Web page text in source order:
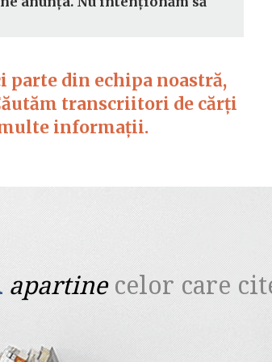
parte din echipa noastră,
transcriitori de cărți
multe informații.
apartine celor care